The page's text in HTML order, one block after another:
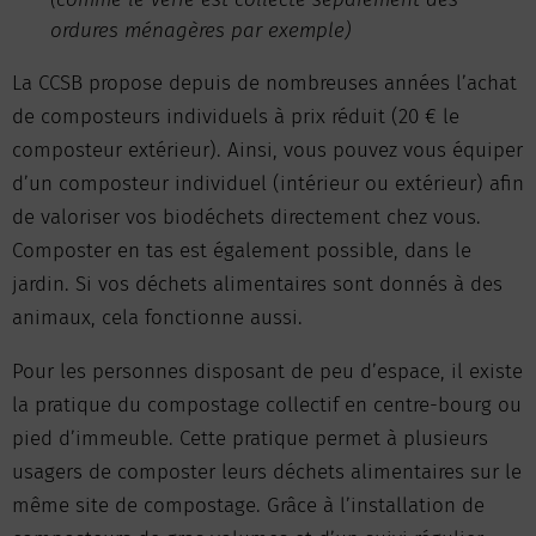
ordures ménagères par exemple)
La CCSB propose depuis de nombreuses années l’achat
de composteurs individuels à prix réduit (20 € le
composteur extérieur). Ainsi, vous pouvez vous équiper
d’un composteur individuel (intérieur ou extérieur) afin
de valoriser vos biodéchets directement chez vous.
Composter en tas est également possible, dans le
jardin. Si vos déchets alimentaires sont donnés à des
animaux, cela fonctionne aussi.
Pour les personnes disposant de peu d’espace, il existe
la pratique du compostage collectif en centre-bourg ou
pied d’immeuble. Cette pratique permet à plusieurs
usagers de composter leurs déchets alimentaires sur le
même site de compostage. Grâce à l’installation de